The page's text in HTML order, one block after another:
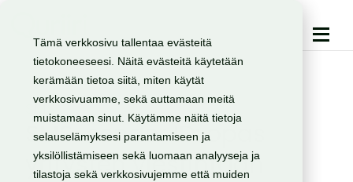
Tämä verkkosivu tallentaa evästeitä
tietokoneeseesi. Näitä evästeitä käytetään
kerämään tietoa siitä, miten käytät
verkkosivuamme, sekä auttamaan meitä
muistamaan sinut. Käytämme näitä tietoja
selauselämyksesi parantamiseen ja
yksilöllistämiseen sekä luomaan analyyseja ja
tilastoja sekä verkkosivujemme että muiden
SMS-sender ID: opas
yritysten viestintään